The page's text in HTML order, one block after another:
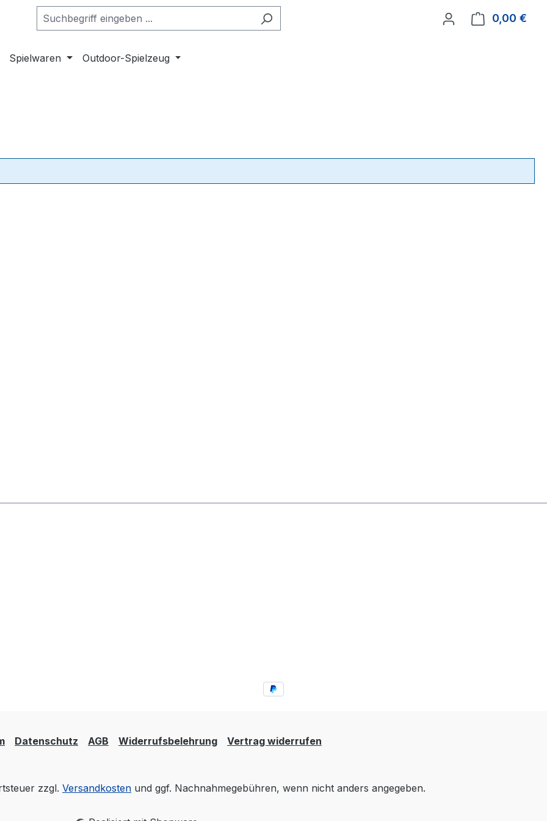
0,00 €
Spielwaren Outdoor-Spielzeug
Datenschutz AGB Widerrufsbelehrung Vertrag widerrufen
zzgl. Versandkosten und ggf. Nachnahmegebühren, wenn nicht anders angegeben.